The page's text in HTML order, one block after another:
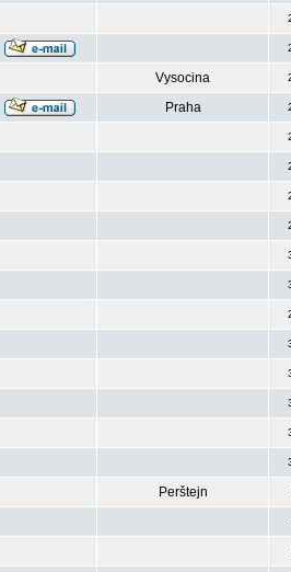
Vysocina
Praha
Perštejn